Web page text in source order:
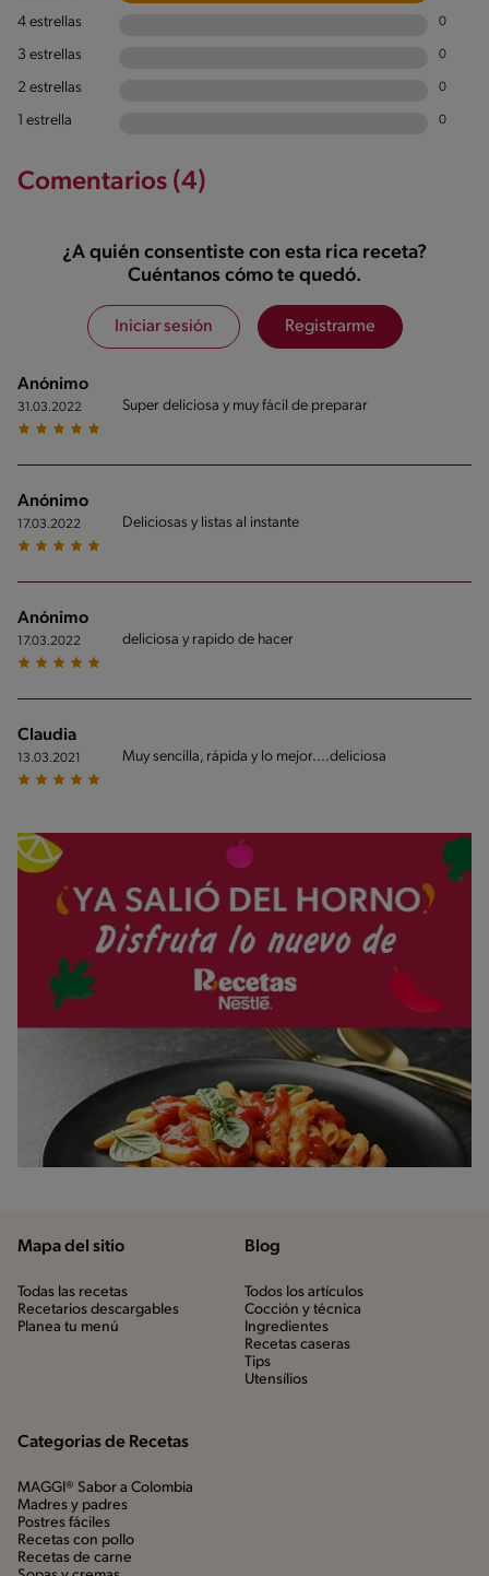
4 estrellas 0
3 estrellas 0
2 estrellas 0
1 estrella 0
Comentarios (4)
¿A quién consentiste con esta rica receta?
Cuéntanos cómo te quedó.
Iniciar sesión Registrarme
Anónimo
31.03.2022 Super deliciosa y muy fácil de preparar
Anónimo
17.03.2022 Deliciosas y listas al instante
Anónimo
17.03.2022 deliciosa y rapido de hacer
Claudia
13.03.2021 Muy sencilla, rápida y lo mejor....deliciosa
Mapa del sitio
Todas las recetas
Recetarios descargables
Planea tu menú
Blog
Todos los artículos
Cocción y técnica
Ingredientes
Recetas caseras
Tips
Utensílios
Categorias de Recetas
MAGGI® Sabor a Colombia
Madres y padres
Postres fáciles
Recetas con pollo
Recetas de carne